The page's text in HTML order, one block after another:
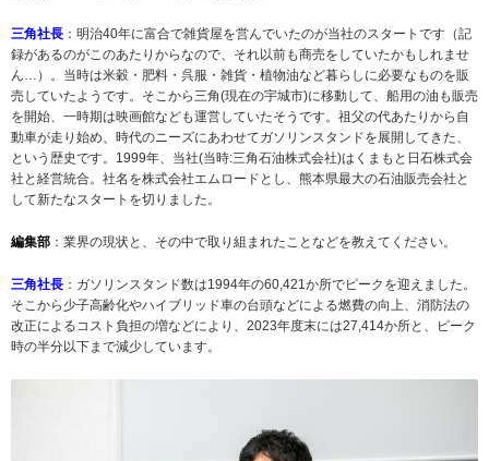
三角社長 ：明治40年に富合で雑貨屋を営んでいたのが当社のスタートです（記
録があるのがこのあたりからなので、それ以前も商売をしていたかもしれませ
ん…）。当時は米穀・肥料・呉服・雑貨・植物油など暮らしに必要なものを販
売していたようです。そこから三角(現在の宇城市)に移動して、船用の油も販売
を開始、一時期は映画館なども運営していたそうです。祖父の代あたりから自
動車が走り始め、時代のニーズにあわせてガソリンスタンドを展開してきた、
という歴史です。1999年、当社(当時:三角石油株式会社)はくまもと日石株式会
社と経営統合。社名を株式会社エムロードとし、熊本県最大の石油販売会社と
して新たなスタートを切りました。
編集部 ：業界の現状と、その中で取り組まれたことなどを教えてください。
三角社長 ：ガソリンスタンド数は1994年の60,421か所でピークを迎えました。
そこから少子高齢化やハイブリッド車の台頭などによる燃費の向上、消防法の
改正によるコスト負担の増などにより、2023年度末には27,414か所と、ピーク
時の半分以下まで減少しています。